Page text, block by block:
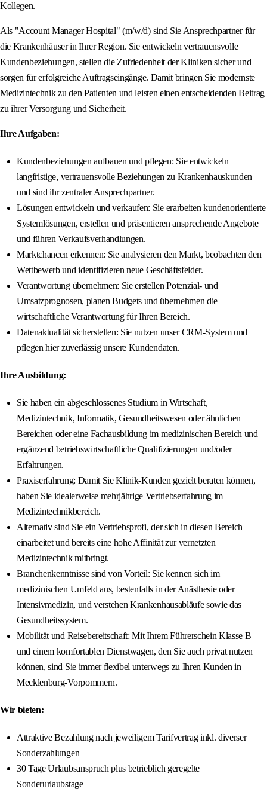
Kollegen.
Als "Account Manager Hospital" (m/w/d) sind Sie Ansprechpartner für
die Krankenhäuser in Ihrer Region. Sie entwickeln vertrauensvolle
Kundenbeziehungen, stellen die Zufriedenheit der Kliniken sicher und
sorgen für erfolgreiche Auftragseingänge. Damit bringen Sie modernste
Medizintechnik zu den Patienten und leisten einen entscheidenden Beitrag
zu ihrer Versorgung und Sicherheit.
Ihre Aufgaben:
Kundenbeziehungen aufbauen und pflegen: Sie entwickeln
langfristige, vertrauensvolle Beziehungen zu Krankenhauskunden
und sind ihr zentraler Ansprechpartner.
Lösungen entwickeln und verkaufen: Sie erarbeiten kundenorientierte
Systemlösungen, erstellen und präsentieren ansprechende Angebote
und führen Verkaufsverhandlungen.
Marktchancen erkennen: Sie analysieren den Markt, beobachten den
Wettbewerb und identifizieren neue Geschäftsfelder.
Verantwortung übernehmen: Sie erstellen Potenzial- und
Umsatzprognosen, planen Budgets und übernehmen die
wirtschaftliche Verantwortung für Ihren Bereich.
Datenaktualität sicherstellen: Sie nutzen unser CRM-System und
pflegen hier zuverlässig unsere Kundendaten.
Ihre Ausbildung:
Sie haben ein abgeschlossenes Studium in Wirtschaft,
Medizintechnik, Informatik, Gesundheitswesen oder ähnlichen
Bereichen oder eine Fachausbildung im medizinischen Bereich und
ergänzend betriebswirtschaftliche Qualifizierungen und/oder
Erfahrungen.
Praxiserfahrung: Damit Sie Klinik-Kunden gezielt beraten können,
haben Sie idealerweise mehrjährige Vertriebserfahrung im
Medizintechnikbereich.
Alternativ sind Sie ein Vertriebsprofi, der sich in diesen Bereich
einarbeitet und bereits eine hohe Affinität zur vernetzten
Medizintechnik mitbringt.
Branchenkenntnisse sind von Vorteil: Sie kennen sich im
medizinischen Umfeld aus, bestenfalls in der Anästhesie oder
Intensivmedizin, und verstehen Krankenhausabläufe sowie das
Gesundheitssystem.
Mobilität und Reisebereitschaft: Mit Ihrem Führerschein Klasse B
und einem komfortablen Dienstwagen, den Sie auch privat nutzen
können, sind Sie immer flexibel unterwegs zu Ihren Kunden in
Mecklenburg-Vorpommern.
Wir bieten:
Attraktive Bezahlung nach jeweiligem Tarifvertrag inkl. diverser
Sonderzahlungen
30 Tage Urlaubsanspruch plus betrieblich geregelte
Sonderurlaubstage